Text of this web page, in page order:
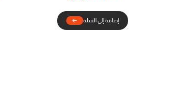
إضافة إلى السلة